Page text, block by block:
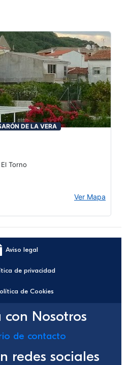
DE LA VERA
Torno
Ver Mapa
Aviso legal
de privacidad
de Cookies
Nosotros
de contacto
redes sociales